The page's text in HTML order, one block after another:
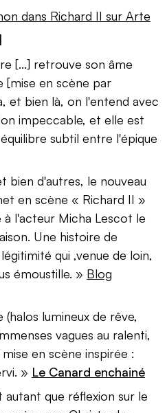
dans Richard II sur Arte
[...] retrouve son âme
[mise en scène par
et bien là, on l'entend avec
impeccable, et elle est
subtil entre l'épique
bien d'autres, le nouveau
en scène « Richard II »
l'acteur Micha Lescot le
Une histoire de
qui ,venue de loin,
émoustille. » Blog
lumineux de rêve,
vagues au ralenti,
en scène inspirée :
» Le Canard enchainé
que réflexion sur le